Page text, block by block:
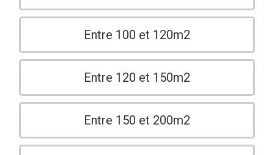
Entre 100 et 120m2
Entre 120 et 150m2
Entre 150 et 200m2